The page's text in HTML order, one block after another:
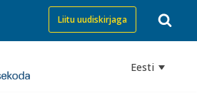
Liitu uudiskirjaga
Eesti